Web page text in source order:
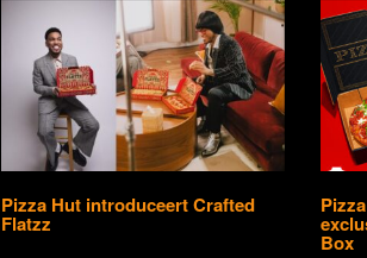
Pizza Hut introduceert Crafted
Flatzz
Box